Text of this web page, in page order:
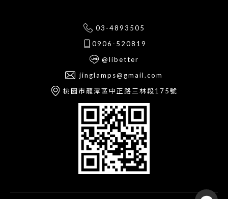
03-4893505
0906-520819
@libetter
jinglamps@gmail.com
桃園市龍潭區中正路三林段175號